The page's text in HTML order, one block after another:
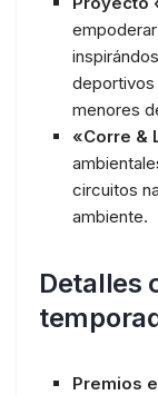
deportivos
menores
«Corre &
circuitos
ambiente.
Detalles
Premios